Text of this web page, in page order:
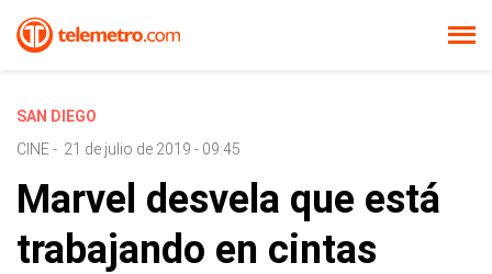
SAN DIEGO
CINE- 21 de julio de 2019 - 09:45
Marvel desvela que está
trabajando en cintas